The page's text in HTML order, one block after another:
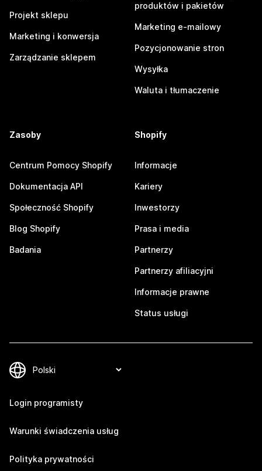
Projekt sklepu
Marketing i konwersja
Zarządzanie sklepem
produktów i pakietów
Marketing e-mailowy
Pozycjonowanie stron
Wysyłka
Waluta i tłumaczenie
Zasoby
Centrum Pomocy Shopify
Dokumentacja API
Społeczność Shopify
Blog Shopify
Badania
Shopify
Informacje
Kariery
Inwestorzy
Prasa i media
Partnerzy
Partnerzy afiliacyjni
Informacje prawne
Status usługi
Login programisty
Warunki świadczenia usług
Polityka prywatności